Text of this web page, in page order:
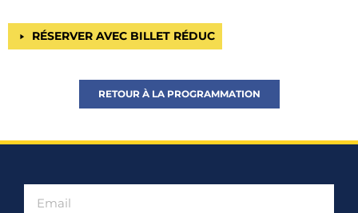
RÉSERVER AVEC BILLET RÉDUC
RETOUR À LA PROGRAMMATION